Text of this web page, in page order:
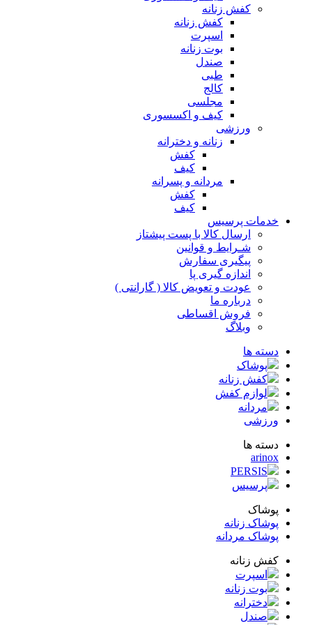
کفش زنانه
کفش زنانه
اسپرت
بوت زنانه
مجلسی
کیف و اکسسوری
ورزشی
زنانه و دخترانه
مردانه و پسرانه
پرسیس
ارسال کالا با پست پیشتاز
شـرایط و قوانین
پیگیری سفارش
اندازه گیری پا
عودت و تعویض کالا ( گارانتی )
درباره ما
فروش اقساطی
ها
پوشاک
کفش زنانه
لوازم کفش
مردانه
ها
PERSIS
پرسیس
زنانه
مردانه
زنانه
اسپرت
بوت زنانه
دخترانه
صندل